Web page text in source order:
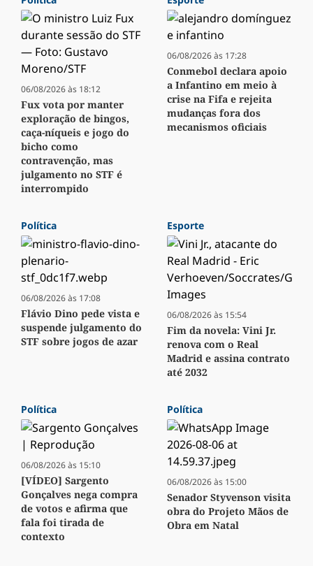
06/08/2026 às 18:12
Fux vota por manter
exploração de bingos,
caça-níqueis e jogo do
bicho como
contravenção, mas
julgamento no STF é
interrompido
06/08/2026 às 17:28
Conmebol declara apoio
a Infantino em meio à
crise na Fifa e rejeita
mudanças fora dos
mecanismos oficiais
Política
06/08/2026 às 17:08
Flávio Dino pede vista e
suspende julgamento do
STF sobre jogos de azar
Esporte
06/08/2026 às 15:54
Fim da novela: Vini Jr.
renova com o Real
Madrid e assina contrato
até 2032
Política
06/08/2026 às 15:10
[VÍDEO] Sargento
Gonçalves nega compra
de votos e afirma que
fala foi tirada de
contexto
Política
06/08/2026 às 15:00
Senador Styvenson visita
obra do Projeto Mãos de
Obra em Natal